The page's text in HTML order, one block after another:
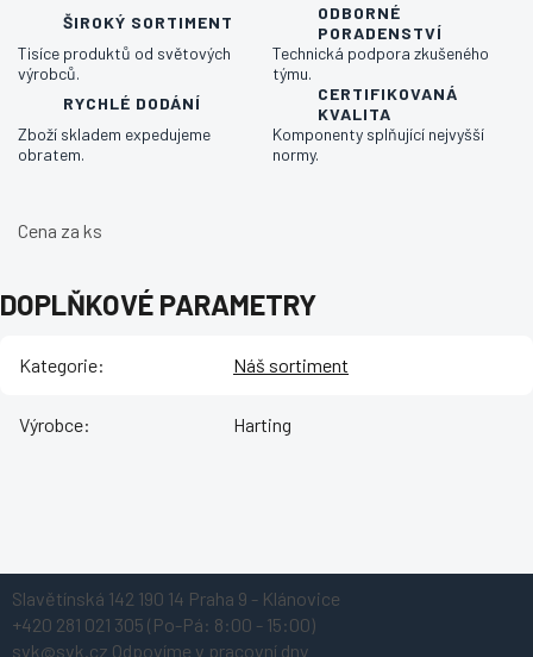
ŠIROKÝ SORTIMENT
Tisíce produktů od světových
výrobců.
ODBORNÉ
PORADENSTVÍ
Technická podpora zkušeného
týmu.
RYCHLÉ DODÁNÍ
Zboží skladem expedujeme
obratem.
CERTIFIKOVANÁ
KVALITA
Komponenty splňující nejvyšší
normy.
Cena za ks
DOPLŇKOVÉ PARAMETRY
Kategorie: Náš sortiment
Výrobce: Harting
Slavětínská 142 190 14 Praha 9 - Klánovice
+420 281 021 305 (Po-Pá: 8:00 - 15:00)
svk@svk.cz Odpovíme v pracovní dny